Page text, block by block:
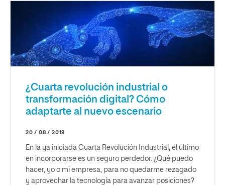
¿Cuarta revolución industrial o
transformación digital? Cómo
adaptarte al nuevo escenario
20 / 08 / 2019
En la ya iniciada Cuarta Revolución Industrial, el último
en incorporarse es un seguro perdedor. ¿Qué puedo
hacer, yo o mi empresa, para no quedarme rezagado
y aprovechar la tecnología para avanzar posiciones?